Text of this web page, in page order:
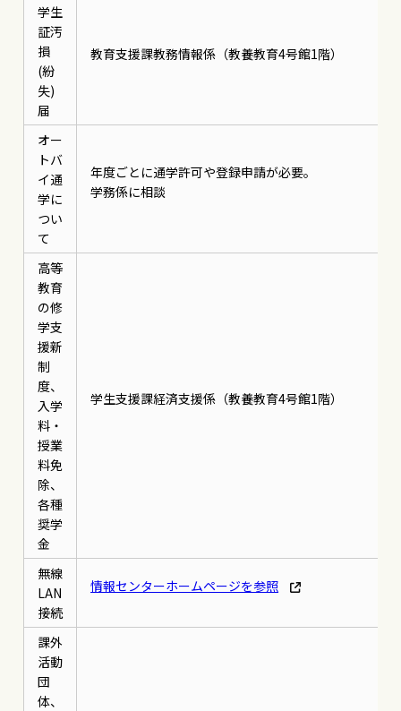
学生
証汚
損
(紛
失)
届
教育支援課教務情報係（教養教育4号館1階）
オー
トバ
イ通
学に
つい
て
年度ごとに通学許可や登録申請が必要。
学務係に相談
高等
教育
の修
学支
援新
制
度、
入学
料・
授業
料免
除、
各種
奨学
金
学生支援課経済支援係（教養教育4号館1階）
無線
LAN
接続
情報センターホームページを参照
課外
活動
団
体、